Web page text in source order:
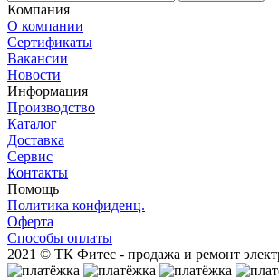
Компания
О компании
Сертификаты
Вакансии
Новости
Информация
Производство
Каталог
Доставка
Сервис
Контакты
Помощь
Политика конфиденц.
Оферта
Способы оплаты
2021 © ТК Фитес - продажа и ремонт